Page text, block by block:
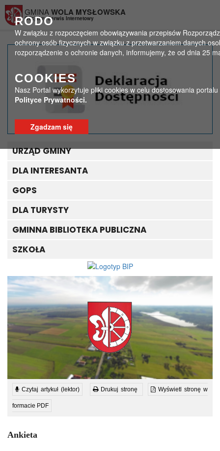
RODO
W związku z rozpoczęciem obowiązywania przepisów
ochrony osób fizycznych w związku z przetwarzaniem danych
rozporządzenie o ochronie danych, informujemy, że od dnia 25
COOKIES
Nasz Portal wykorzytuje pliki cookies w celu dostosowania
Polityce Prywatności.
Zgadzam się
GMINA WOLA MYSŁOWSKA
Oficjalny Serwis Internetowy
Ankieta
Strona główna > Ogłoszenia > Ankieta
URZĄD GMINY
DLA INTERESANTA
GOPS
DLA TURYSTY
GMINNA BIBLIOTEKA PUBLICZNA
SZKOŁA
Czytaj artykuł (lektor) Drukuj stronę Wyświetl stronę w
formacie PDF
Ankieta